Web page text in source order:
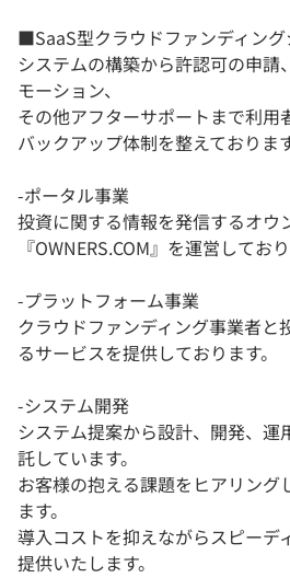
■SaaS型クラウドファンディン
システムの構築から許認可の申請
モーション、
その他アフターサポートまで利用
バックアップ体制を整えております
-ポータル事業
投資に関する情報を発信するオウ
『OWNERS.COM』を運営しており
-プラットフォーム事業
クラウドファンディング事業者と
るサービスを提供しております。
-システム開発
システム提案から設計、開発、運
託しています。
お客様の抱える課題をヒアリング
ます。
導入コストを抑えながらスピーデ
提供いたします。